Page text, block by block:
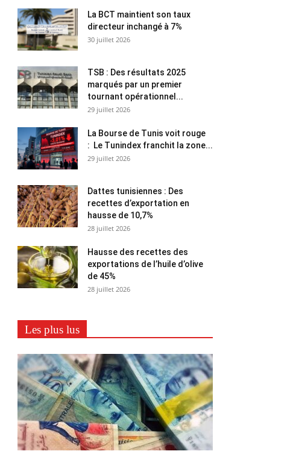
La BCT maintient son taux
directeur inchangé à 7%
30 juillet 2026
TSB : Des résultats 2025
marqués par un premier
tournant opérationnel...
29 juillet 2026
La Bourse de Tunis voit rouge
: Le Tunindex franchit la zone...
29 juillet 2026
Dattes tunisiennes : Des
recettes d’exportation en
hausse de 10,7%
28 juillet 2026
Hausse des recettes des
exportations de l’huile d’olive
de 45%
28 juillet 2026
Les plus lus